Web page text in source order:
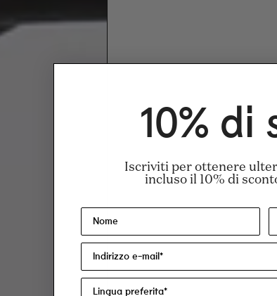
10% di
Iscriviti per ottenere
incluso il 10% di